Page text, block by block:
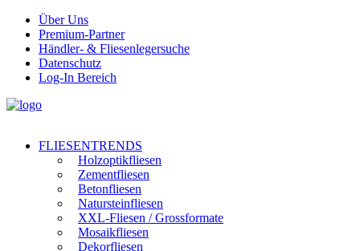
Über Uns
Premium-Partner
Händler- & Fliesenlegersuche
Datenschutz
Log-In Bereich
FLIESENTRENDS
Holzoptikfliesen
Zementfliesen
Betonfliesen
Natursteinfliesen
XXL-Fliesen / Grossformate
Mosaikfliesen
Dekorfliesen